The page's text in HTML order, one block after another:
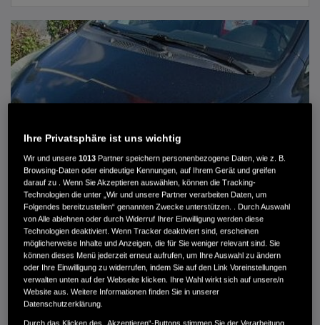
MWST. NICHT AUSWEISBAR
3.900 €
Ihre Privatsphäre ist uns wichtig
Wir und unsere1013 Partner speichern personenbezogene Daten, wie z. B.
Browsing-Daten oder eindeutige Kennungen, auf Ihrem Gerät und greifen
darauf zu . Wenn Sie Akzeptieren auswählen, können die Tracking-
Technologien die unter „Wir und unsere Partner verarbeiten Daten, um
Folgendes bereitzustellen“ genannten Zwecke unterstützen. . Durch Auswahl
von Alle ablehnen oder durch Widerruf Ihrer Einwilligung werden diese
Technologien deaktiviert. Wenn Tracker deaktiviert sind, erscheinen
möglicherweise Inhalte und Anzeigen, die für Sie weniger relevant sind. Sie
können dieses Menü jederzeit erneut aufrufen, um Ihre Auswahl zu ändern
oder Ihre Einwilligung zu widerrufen, indem Sie auf den Link Voreinstellungen
verwalten unten auf der Webseite klicken. Ihre Wahl wirkt sich auf unsere/n
Website aus. Weitere Informationen finden Sie in unserer
Datenschutzerklärung.
Durch das Klicken des „Akzeptieren“-Buttons stimmen Sie der Verarbeitung